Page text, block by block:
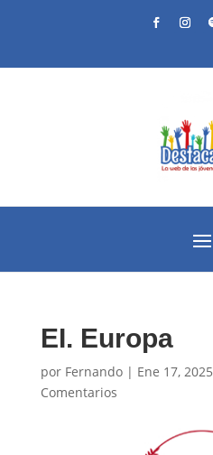
EI. Europa
por Fernando| Ene 17, 2025
Comentarios